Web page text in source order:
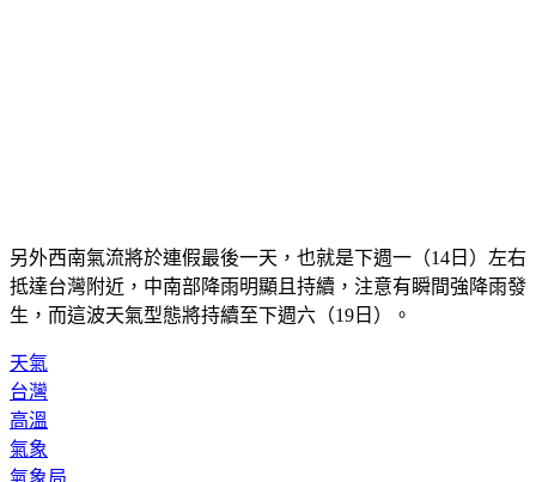
另外西南氣流將於連假最後一天，也就是下週一（14日）左右
抵達台灣附近，中南部降雨明顯且持續，注意有瞬間強降雨發
天氣
台灣
高溫